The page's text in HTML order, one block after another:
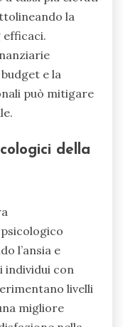
la
efficaci.
e la
può mitigare
della
l’ansia e
individui con
livelli
migliore